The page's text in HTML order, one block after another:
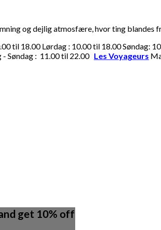
og dejlig atmosfære, hvor ting
til 18.00 Lørdag : 10.00 til 18.00 Søndag:
- Søndag : 11.00 til 22.00 Les Voyageurs
get 10% off